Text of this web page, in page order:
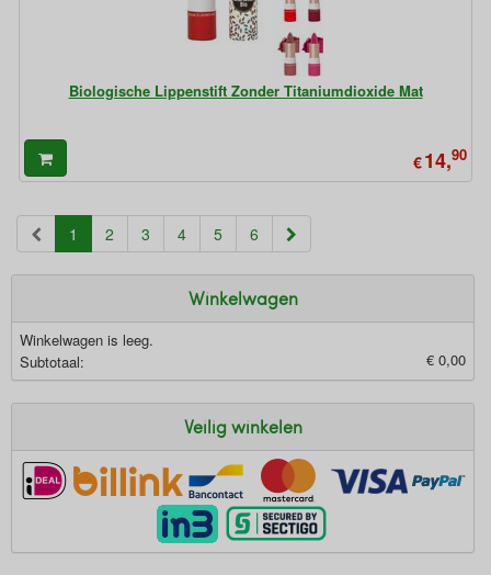
Biologische Lippenstift Zonder Titaniumdioxide Mat
€14,90
1 (current)
2 3 4 5 6
Winkelwagen
Winkelwagen is leeg.
Subtotaal:
€ 0,00
Veilig winkelen